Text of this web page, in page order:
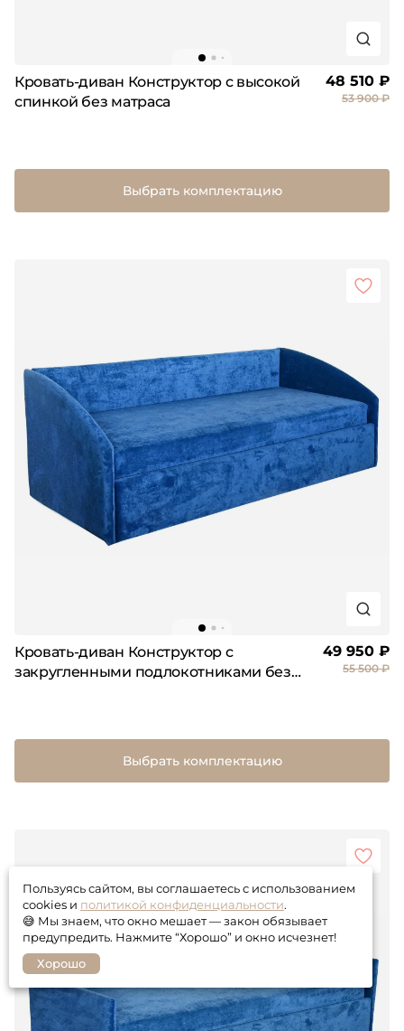
Кровать-диван Конструктор с высокой
спинкой без матраса
48 510 ₽
53 900 ₽
Выбрать комплектацию
Кровать-диван Конструктор с
закругленными подлокотниками без
49 950 ₽
55 500 ₽
Выбрать комплектацию
Пользуясь сайтом, вы соглашаетесь с использованием
cookies и политикой конфиденциальности.
😅 Мы знаем, что окно мешает — закон обязывает
предупредить. Нажмите “Хорошо” и окно исчезнет!
Хорошо